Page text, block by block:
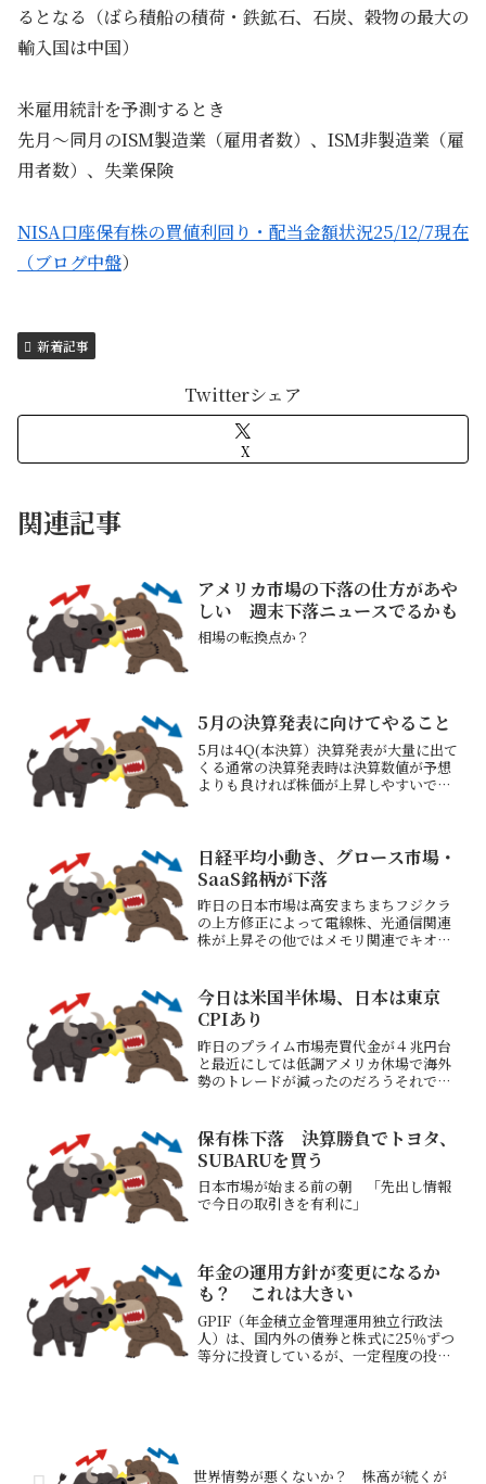
るとなる（ばら積船の積荷・鉄鉱石、石炭、穀物の最大の
輸入国は中国）
米雇用統計を予測するとき
先月～同月のISM製造業（雇用者数）、ISM非製造業（雇
用者数）、失業保険
NISA口座保有株の買値利回り・配当金額状況25/12/7現在
（ブログ中盤）
新着記事
Twitterシェア
X
関連記事
アメリカ市場の下落の仕方があや
しい 週末下落ニュースでるかも
相場の転換点か？
5月の決算発表に向けてやること
5月は4Q(本決算）決算発表が大量に出て
くる通常の決算発表時は決算数値が予想
よりも良ければ株価が上昇しやすいでも
変わってくる本決算...
日経平均小動き、グロース市場・
SaaS銘柄が下落
昨日の日本市場は高安まちまちフジクラ
の上方修正によって電線株、光通信関連
株が上昇その他ではメモリ関連でキオク
影響でSaaS銘柄が大きく下落していた保
有株NECも－5....
今日は米国半休場、日本は東京
CPIあり
昨日のプライム市場売買代金が４兆円台
と最近にしては低調アメリカ休場で海外
勢のトレードが減ったのだろうそれでも
約+470円寄与）午前中10：00頃高値で
後場低調なの...
保有株下落 決算勝負でトヨタ、
SUBARUを買う
日本市場が始まる前の朝 「先出し情報
で今日の取引きを有利に」
年金の運用方針が変更になるか
も？ これは大きい
GPIF（年金積立金管理運用独立行政法
人）は、国内外の債券と株式に25％ずつ
等分に投資しているが、一定程度の投資
世界情勢が悪くないか？ 株高が続くが